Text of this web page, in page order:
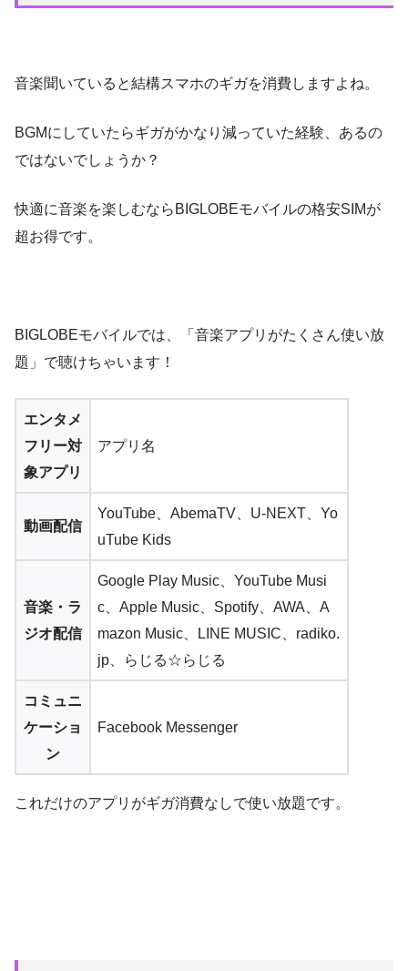
音楽聞いていると結構スマホのギガを消費しますよね。
BGMにしていたらギガがかなり減っていた経験、あるの
ではないでしょうか？
快適に音楽を楽しむならBIGLOBEモバイルの格安SIMが
超お得です。
BIGLOBEモバイルでは、「音楽アプリがたくさん使い放
題」で聴けちゃいます！
エンタメ
フリー対
象アプリ
アプリ名
動画配信
YouTube、AbemaTV、U-NEXT、Yo
uTube Kids
音楽・ラ
ジオ配信
Google Play Music、YouTube Musi
c、Apple Music、Spotify、AWA、A
mazon Music、LINE MUSIC、radiko.
jp、らじる☆らじる
コミュニ
ケーショ
ン
Facebook Messenger
これだけのアプリがギガ消費なしで使い放題です。